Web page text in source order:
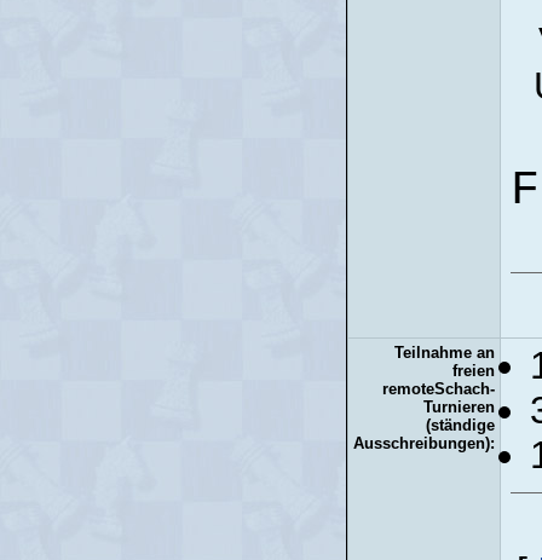
Teilnahme an
freien
remoteSchach-
Turnieren
(ständige
Ausschreibungen):